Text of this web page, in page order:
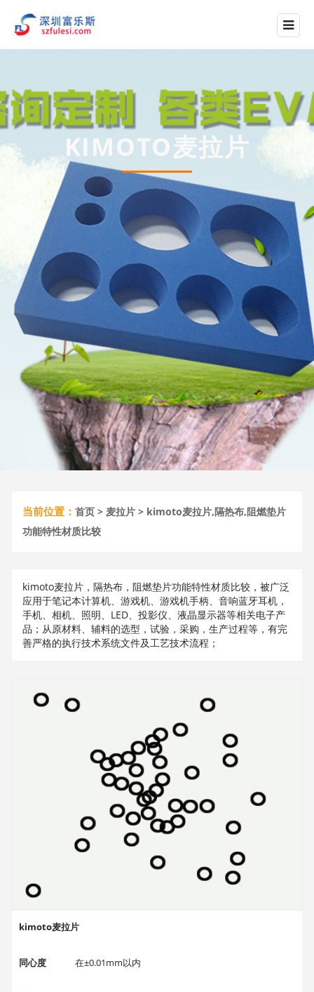
KIMOTO麦拉片
当前位置：首页 >麦拉片 > kimoto麦拉片,隔热布,阻燃垫片
功能特性材质比较
kimoto麦拉片，隔热布，阻燃垫片功能特性材质比较，被广泛
应用于笔记本计算机、游戏机、游戏机手柄、音响蓝牙耳机，
手机、相机、照明、LED、投影仪、液晶显示器等相关电子产
品；从原材料、辅料的选型，试验，采购，生产过程等，有完
善严格的执行技术系统文件及工艺技术流程；
kimoto麦拉片
同心度 在±0.01mm以内